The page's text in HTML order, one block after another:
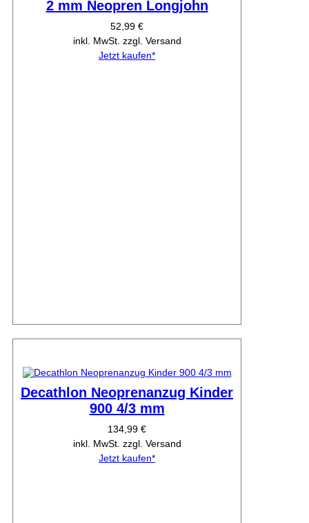
2 mm Neopren Longjohn
52,99 €
inkl. MwSt. zzgl. Versand
Jetzt kaufen*
Decathlon Neoprenanzug Kinder
900 4/3 mm
134,99 €
inkl. MwSt. zzgl. Versand
Jetzt kaufen*